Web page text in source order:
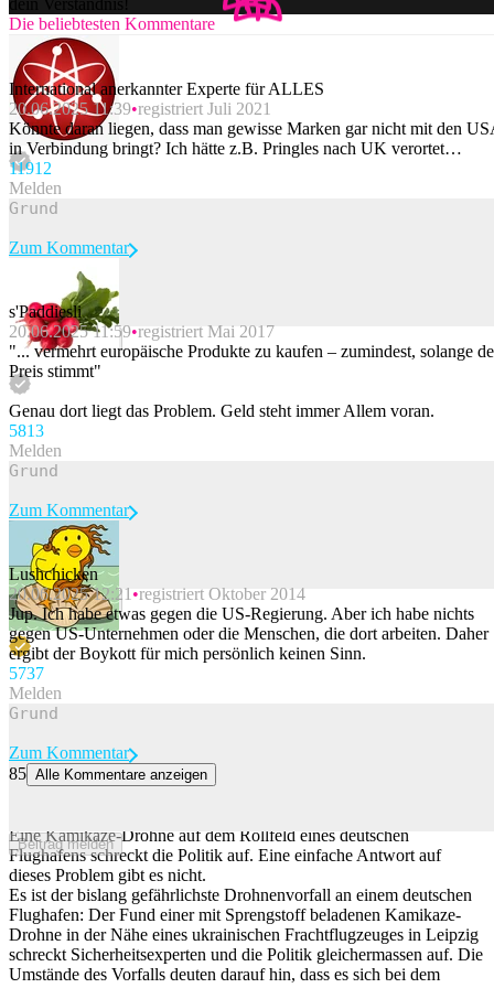
dein Verständnis!
Die beliebtesten Kommentare
International anerkannter Experte für ALLES
20.06.2025 11:39 registriert Juli 2021
Könnte daran liegen, dass man gewisse Marken gar nicht mit den
in Verbindung bringt? Ich hätte z.B. Pringles nach UK verortet…
11912
Melden
Beitrag melden
Zum Kommentar
s'Paddiesli
20.06.2025 11:59 registriert Mai 2017
"... vermehrt europäische Produkte zu kaufen – zumindest, solange
Preis stimmt"
Genau dort liegt das Problem. Geld steht immer Allem voran.
5813
Melden
Beitrag melden
Zum Kommentar
Lushchicken
20.06.2025 12:21 registriert Oktober 2014
Jup. Ich habe etwas gegen die US-Regierung. Aber ich habe nichts
gegen US-Unternehmen oder die Menschen, die dort arbeiten. Daher
ergibt der Boykott für mich persönlich keinen Sinn.
5737
Melden
Beitrag melden
Zum Kommentar
85 Alle Kommentare anzeigen
Eine Kamikaze-Drohne auf dem Rollfeld eines deutschen
Flughafens schreckt die Politik auf. Eine einfache Antwort auf
dieses Problem gibt es nicht.
Es ist der bislang gefährlichste Drohnenvorfall an einem deutschen
Flughafen: Der Fund einer mit Sprengstoff beladenen Kamikaze-
Drohne in der Nähe eines ukrainischen Frachtflugzeuges in Leipzig
schreckt Sicherheitsexperten und die Politik gleichermassen auf. Die
Umstände des Vorfalls deuten darauf hin, dass es sich bei dem